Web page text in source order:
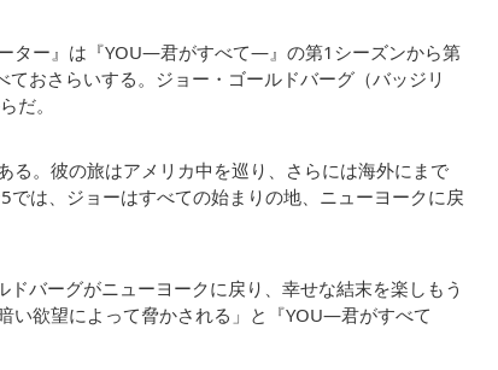
ター』は『YOU―君がすべて―』の第1シーズンから第
おさらいする。ジョー・ゴールドバーグ（バッジリ
だ。
。彼の旅はアメリカ中を巡り、さらには海外にまで
は、ジョーはすべての始まりの地、ニューヨークに戻
バーグがニューヨークに戻り、幸せな結末を楽しもう
い欲望によって脅かされる」と『YOU―君がすべて